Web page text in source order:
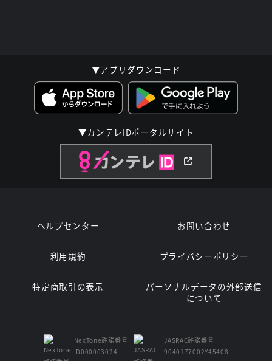
▼アプリダウンロード
▼カンテレIDポータルサイト
ヘルプセンター お問い合わせ
利用規約 プライバシーポリシー
特定商取引の表示
パーソナルデータの外部送信
について
NexTone許諾番号
ID000003024
JASRAC許諾番号
9040177002Y45408